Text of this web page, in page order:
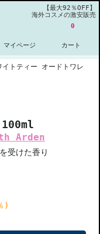
【最大92％OFF】
海外コスメの激安販売
マイページ
0
カート
イトティー オードトワレ
100ml
Arden
受けた香り
)